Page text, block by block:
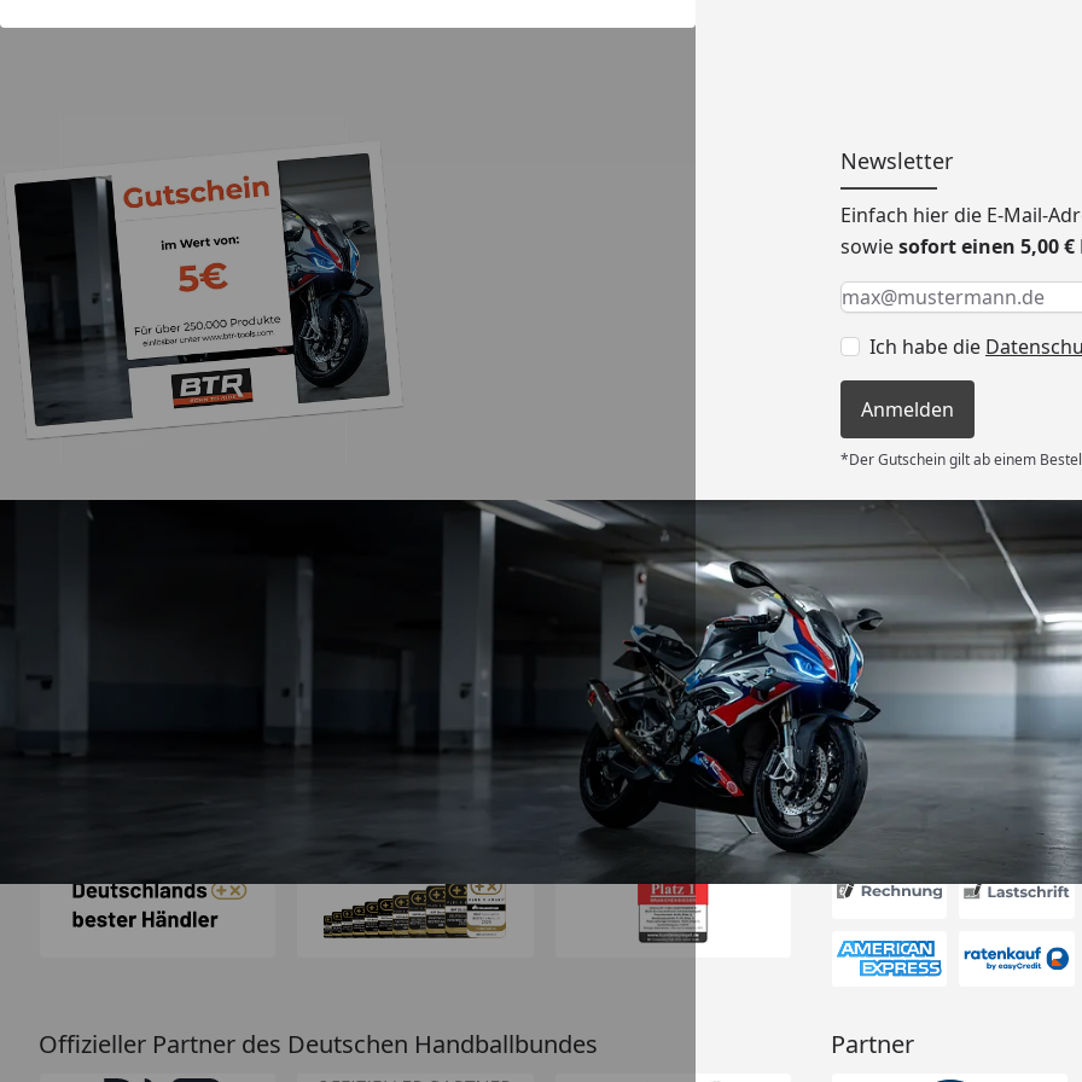
Newsletter
Einfach hier die E-Mail-
sowiesofort einen 5,00
Keine Eingabe erforderlich
Eingabe erforderlich
E-Mail *
Ich habe die
Anmelden
*Der Gutschein gilt ab einem
Bestellvorgang war unkompliziert
und der Versand ging flott – am
26.07. bestellt und am 31.07.
geliefert. Die Abdeckplane
entspricht genau der
Beschreibung und schützt
hervorragend. Absolute
Versand
Akzeptierte
Offizieller Partner des Deutschen Handballbundes Partner